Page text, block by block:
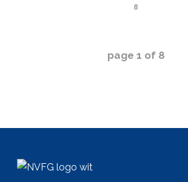
8
page 1 of 8